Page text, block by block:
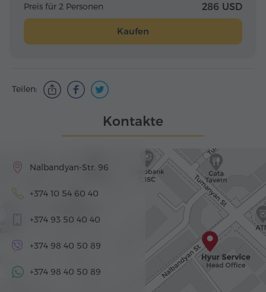
Preis für 2 Personen 286 USD
Kaufen
Teilen:
Kontakte
Nalbandyan-Str. 96
+374 10 54 60 40
+374 93 50 40 40
+374 98 40 50 89
+374 98 40 50 89